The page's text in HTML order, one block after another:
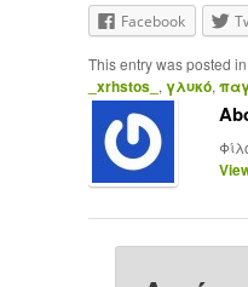
Facebook
This entry was posted in
_xrhstos_ , γλυκό,